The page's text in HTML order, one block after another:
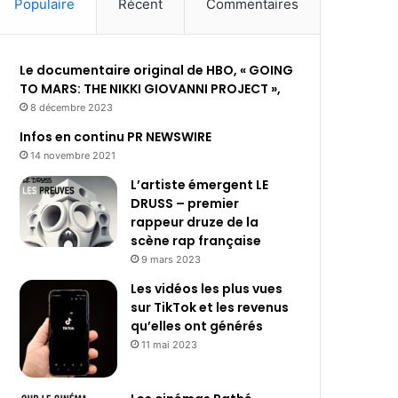
Populaire Récent Commentaires
Le documentaire original de HBO, « GOING
TO MARS: THE NIKKI GIOVANNI PROJECT »,
8 décembre 2023
Infos en continu PR NEWSWIRE
14 novembre 2021
L’artiste émergent LE
DRUSS – premier
rappeur druze de la
scène rap française
9 mars 2023
Les vidéos les plus vues
sur TikTok et les revenus
qu’elles ont générés
11 mai 2023